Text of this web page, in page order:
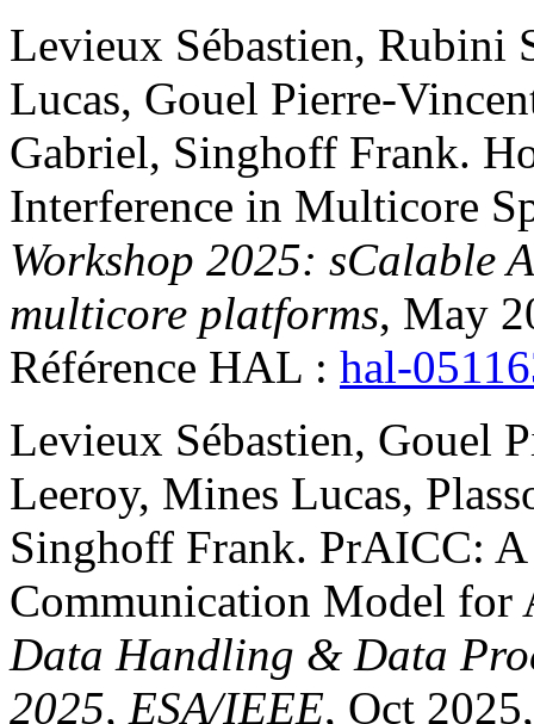
Levieux Sébastien, Rubini
Lucas, Gouel Pierre-
Gabriel, Singhoff Frank.
Interference in Multicore
Workshop 2025: sCalable
multicore platforms, May
Référence HAL : hal-
Levieux Sébastien, Gouel
Leeroy, Mines Lucas,
Singhoff Frank. PrAICC:
Communication Model for
Data Handling & Data
2025, ESA/IEEE, Oct